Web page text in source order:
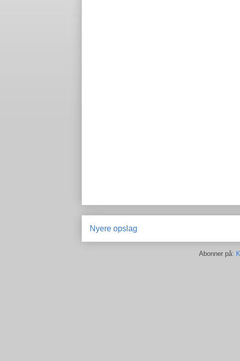
Nyere opslag
Abonner på: